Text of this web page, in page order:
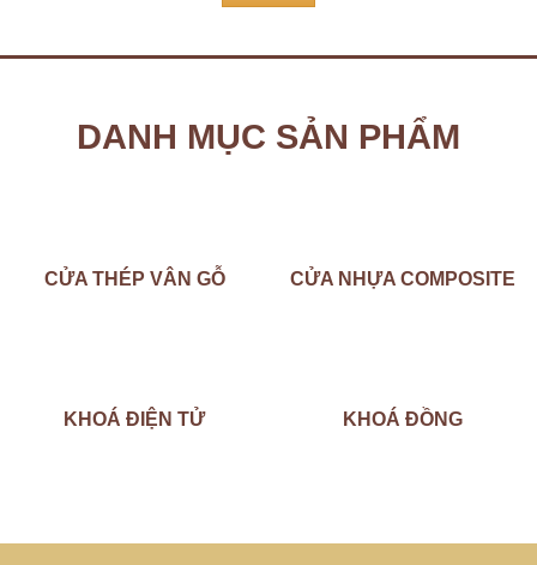
DANH MỤC SẢN PHẨM
CỬA THÉP VÂN GỖ CỬA NHỰA COMPOSITE
KHOÁ ĐIỆN TỬ KHOÁ ĐỒNG